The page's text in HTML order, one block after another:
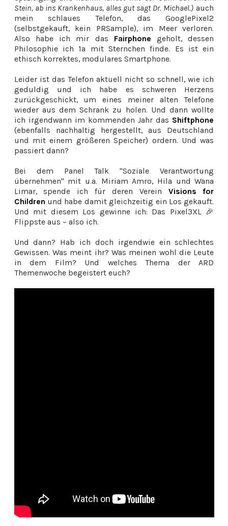
Stein, ab ins Krankenhaus, alles gut sagt Dr. Michael.) auch
mein schlaues Telefon, das GooglePixel2
(selbstgekauft, kein PRSample), im Meer verloren.
Also habe ich mir das Fairphone geholt, dessen
Philosophie ich 1a mit Sternchen finde. Es ist ein
ethisch korrektes, modulares Smartphone.
Leider ist das Telefon aktuell nicht so schnell, wie ich
geduldig und ich habe es schweren Herzens
zurückgeschickt, um eines meiner alten Telefone
wieder aus dem Schrank zu holen. Und dann wollte
ich irgendwann im kommenden Jahr das Shiftphone
(ebenfalls nachhaltig hergestellt, aus Deutschland
und mit einem größeren Speicher) ordern. Und was
passiert dann?
Bei dem Panel Talk "Soziale Verantwortung
übernehmen" mit u.a. Miriam Amro, Hila und Wana
Limar, spende ich für deren Verein Visions for
Children und habe damit gleichzeitig ein Los gekauft.
Und mit diesem Los gewinne ich: Das Pixel3XL 🎉
Flippste aus – also ich.
Und dann? Hab ich doch irgendwie ein schlechtes
Gewissen. Was meint ihr? Was meinen wohl die Leute
in dem Film? Und welches Thema der ARD
Themenwoche begeistert euch?